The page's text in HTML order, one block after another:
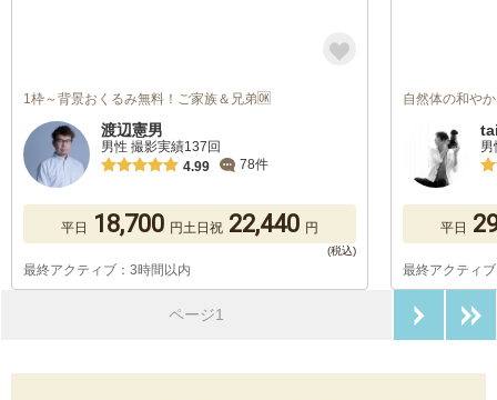
1枠～背景おくるみ無料！ご家族＆兄弟🆗
渡辺憲男
男性 撮影実績137回
4.99
78件
平日 18,700 円土日祝 22,440 円
最終アクティブ：3時間以内
自然体の和や
平日
最終アクティ
ページ1